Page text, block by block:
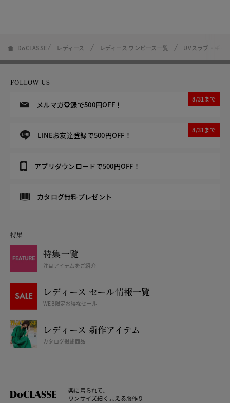
DoCLASSE レディース レディース ワンピース一覧 UVスラブ・ギャ
FOLLOW US
メルマガ登録で500円OFF！
8/31まで
LINEお友達登録で500円OFF！
8/31まで
アプリダウンロードで500円OFF！
カタログ無料プレゼント
特集
特集一覧
注目アイテムをご紹介
レディース セール情報一覧
WEB限定お得なセール
レディース 新作アイテム
カタログ掲載商品
楽に着られて、
ワンサイズ細く見える服作り